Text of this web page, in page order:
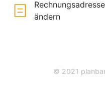
Rechnungsadresse
ändern
© 2021